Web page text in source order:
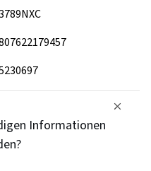
Informationen